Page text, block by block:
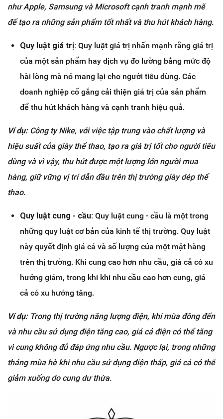
như Apple, Samsung và Microsoft cạnh tranh mạnh mẽ
để tạo ra những sản phẩm tốt nhất và thu hút khách hàng.
Quy luật giá trị: Quy luật giá trị nhấn mạnh rằng giá trị
của một sản phẩm hay dịch vụ đo lường bằng mức độ
hài lòng mà nó mang lại cho người tiêu dùng. Các
doanh nghiệp cố gắng cải thiện giá trị của sản phẩm
để thu hút khách hàng và cạnh tranh hiệu quả.
Ví dụ:Công ty Nike, với việc tập trung vào chất lượng và
hiệu suất của giày thể thao, tạo ra giá trị tốt cho người tiêu
dùng và vì vậy, thu hút được một lượng lớn người mua
hàng, giữ vững vị trí dẫn đầu trên thị trường giày dép thể
thao.
Quy luật cung - cầu: Quy luật cung - cầu là một trong
những quy luật cơ bản của kinh tế thị trường. Quy luật
này quyết định giá cả và số lượng của một mặt hàng
trên thị trường. Khi cung cao hơn nhu cầu, giá cả có xu
hướng giảm, trong khi khi nhu cầu cao hơn cung, giá
cả có xu hướng tăng.
Ví dụ:Trong thị trường năng lượng điện, khi mùa đông đến
và nhu cầu sử dụng điện tăng cao, giá cả điện có thể tăng
vì cung không đủ đáp ứng nhu cầu. Ngược lại, trong những
tháng mùa hè khi nhu cầu sử dụng điện thấp, giá cả có thể
giảm xuống do cung dư thừa.